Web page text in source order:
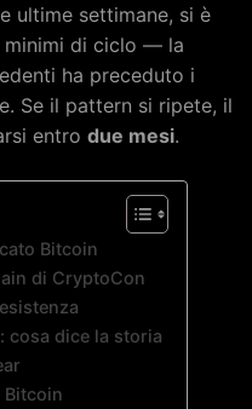
ultime settimane, si è
minimi di ciclo — la
ha preceduto i
Se il pattern si ripete, il
entro due mesi.
Bitcoin
di CryptoCon
cosa dice la storia
Bitcoin